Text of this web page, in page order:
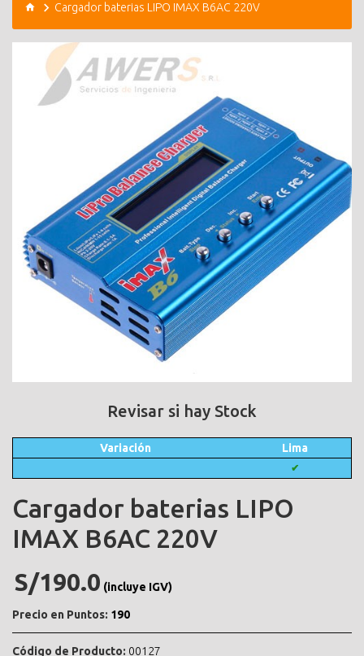
Cargador baterias LIPO IMAX B6AC 220V
Revisar si hay Stock
Variación Lima
✔
Cargador baterias LIPO
IMAX B6AC 220V
S/190.0 (incluye IGV)
Precio en Puntos: 190
Código de Producto: 00127